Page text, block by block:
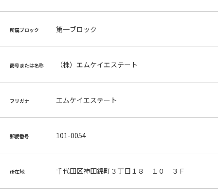
所属ブロック 第一ブロック
商号または名称 （株）エムケイエステート
フリガナ エムケイエステート
郵便番号 101-0054
所在地 千代田区神田錦町３丁目１８－１０－３Ｆ